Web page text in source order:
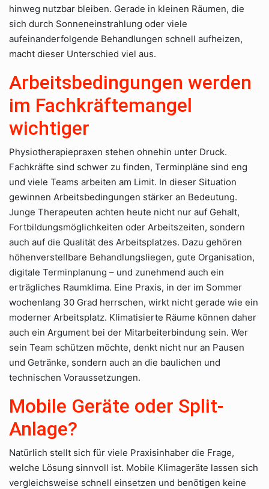
hinweg nutzbar bleiben. Gerade in kleinen Räumen, die
sich durch Sonneneinstrahlung oder viele
aufeinanderfolgende Behandlungen schnell aufheizen,
macht dieser Unterschied viel aus.
Arbeitsbedingungen werden
im Fachkräftemangel
wichtiger
Physiotherapiepraxen stehen ohnehin unter Druck.
Fachkräfte sind schwer zu finden, Terminpläne sind eng
und viele Teams arbeiten am Limit. In dieser Situation
gewinnen Arbeitsbedingungen stärker an Bedeutung.
Junge Therapeuten achten heute nicht nur auf Gehalt,
Fortbildungsmöglichkeiten oder Arbeitszeiten, sondern
auch auf die Qualität des Arbeitsplatzes. Dazu gehören
höhenverstellbare Behandlungsliegen, gute Organisation,
digitale Terminplanung – und zunehmend auch ein
erträgliches Raumklima. Eine Praxis, in der im Sommer
wochenlang 30 Grad herrschen, wirkt nicht gerade wie ein
moderner Arbeitsplatz. Klimatisierte Räume können daher
auch ein Argument bei der Mitarbeiterbindung sein. Wer
sein Team schützen möchte, denkt nicht nur an Pausen
und Getränke, sondern auch an die baulichen und
technischen Voraussetzungen.
Mobile Geräte oder Split-
Anlage?
Natürlich stellt sich für viele Praxisinhaber die Frage,
welche Lösung sinnvoll ist. Mobile Klimageräte lassen sich
vergleichsweise schnell einsetzen und benötigen keine